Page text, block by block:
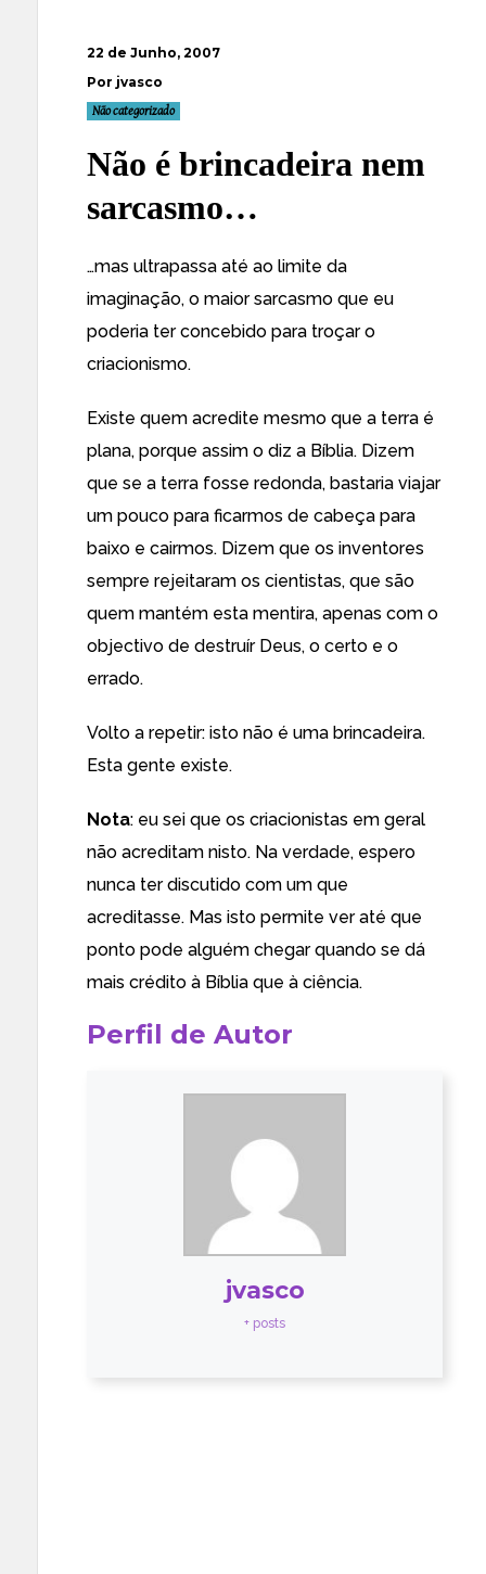
22 de Junho, 2007
Por jvasco
Não categorizado
Não é brincadeira nem
sarcasmo…
…mas ultrapassa até ao limite da
imaginação, o maior sarcasmo que eu
poderia ter concebido para troçar o
criacionismo.
Existe quem acredite mesmo que a terra é
plana, porque assim o diz a Bíblia. Dizem
que se a terra fosse redonda, bastaria viajar
um pouco para ficarmos de cabeça para
baixo e cairmos. Dizem que os inventores
sempre rejeitaram os cientistas, que são
quem mantém esta mentira, apenas com o
objectivo de destruír Deus, o certo e o
errado.
Volto a repetir: isto não é uma brincadeira.
Esta gente existe.
Nota: eu sei que os criacionistas em geral
não acreditam nisto. Na verdade, espero
nunca ter discutido com um que
acreditasse. Mas isto permite ver até que
ponto pode alguém chegar quando se dá
mais crédito à Bíblia que à ciência.
Perfil de Autor
jvasco
+ posts